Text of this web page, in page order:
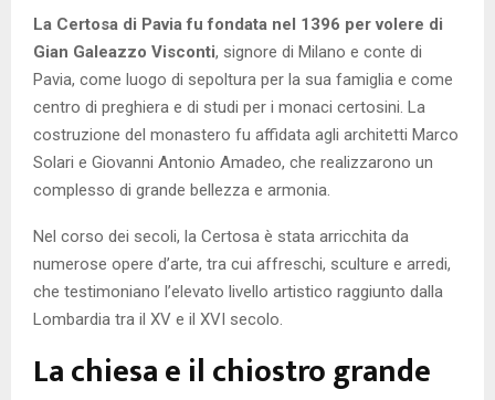
La Certosa di Pavia fu fondata nel 1396 per volere di
Gian Galeazzo Visconti, signore di Milano e conte di
Pavia, come luogo di sepoltura per la sua famiglia e come
centro di preghiera e di studi per i monaci certosini. La
costruzione del monastero fu affidata agli architetti Marco
Solari e Giovanni Antonio Amadeo, che realizzarono un
complesso di grande bellezza e armonia.
Nel corso dei secoli, la Certosa è stata arricchita da
numerose opere d’arte, tra cui affreschi, sculture e arredi,
che testimoniano l’elevato livello artistico raggiunto dalla
Lombardia tra il XV e il XVI secolo.
La chiesa e il chiostro grande